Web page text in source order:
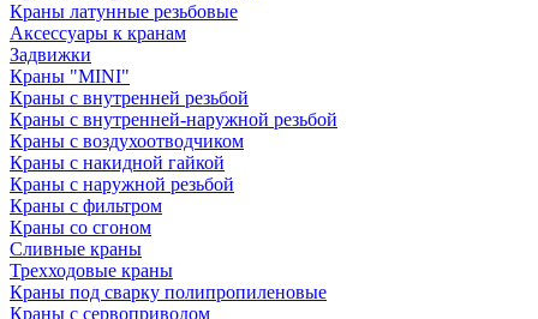
Краны латунные резьбовые
Аксессуары к кранам
Задвижки
Краны "MINI"
Краны с внутренней резьбой
Краны с внутренней-наружной резьбой
Краны с воздухоотводчиком
Краны с накидной гайкой
Краны с наружной резьбой
Краны с фильтром
Краны со сгоном
Сливные краны
Трехходовые краны
Краны под сварку полипропиленовые
Краны с сервоприводом